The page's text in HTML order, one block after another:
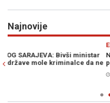
Najnovije
NIJE DOBRO: Snažan skok
promijenilo...